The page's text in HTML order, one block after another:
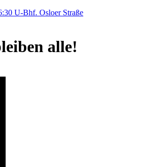
U-Bhf. Osloer Straße
alle!